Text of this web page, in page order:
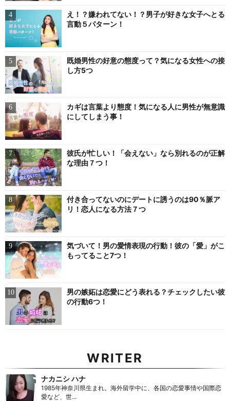
え！？嫌われてない！？男子が好きな女子へとる
言動５パターン！
既婚男性の好意の態度って？気になる女性への接
し方5つ
カギは言葉より態度！気になる人に男性が無意識
にしてしまう事！
彼氏が忙しい！「会えない」なら別れるのが正解
な理由７つ！
付き合ってないのにデートに誘うのは90％脈ア
リ！恋人になる方法７つ
気づいて！男の愛情表現の行動！彼の「愛」がこ
もってること7つ！
男の嫉妬は恋愛にどう表れる？チェックしたい彼
の行動6つ！
WRITER
ナカニシ ハナ
1985年神奈川県生まれ。海外留学中に、各国の恋愛事情や国際恋
愛など、世...